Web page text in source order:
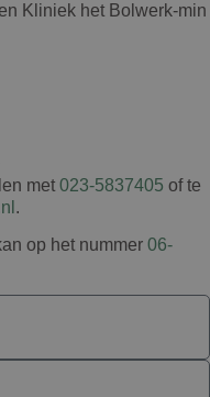
met 023-5837405 of te
.
op het nummer 06-